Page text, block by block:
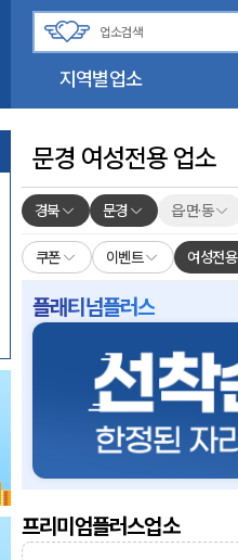
지역별업소
문경 여성전용 업소
경북 문경 읍·면·동
쿠폰 이벤트 여성전용
플래티넘플러스
프리미엄플러스업소